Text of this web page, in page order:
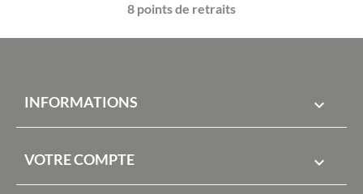
8 points de retraits
INFORMATIONS 
VOTRE COMPTE 